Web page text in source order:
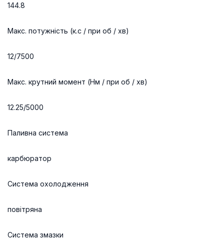
144.8
Макс. потужність (к.с / при об / хв)
12/7500
Макс. крутний момент (Нм / при об / хв)
12.25/5000
Паливна система
карбюратор
Система охолодження
повітряна
Система змазки